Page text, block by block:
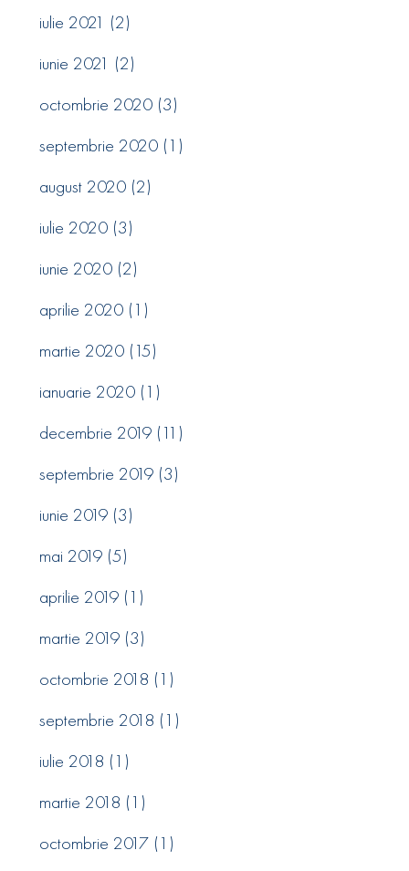
iulie 2021 (2)
iunie 2021 (2)
octombrie 2020(3)
septembrie 2020(1)
august 2020(2)
iulie 2020(3)
iunie 2020(2)
aprilie 2020(1)
martie 2020(15)
ianuarie 2020(1)
decembrie 2019(11)
septembrie 2019(3)
iunie 2019(3)
mai 2019(5)
aprilie 2019(1)
martie 2019(3)
octombrie 2018 (1)
septembrie 2018 (1)
iulie 2018 (1)
martie 2018 (1)
octombrie 2017(1)